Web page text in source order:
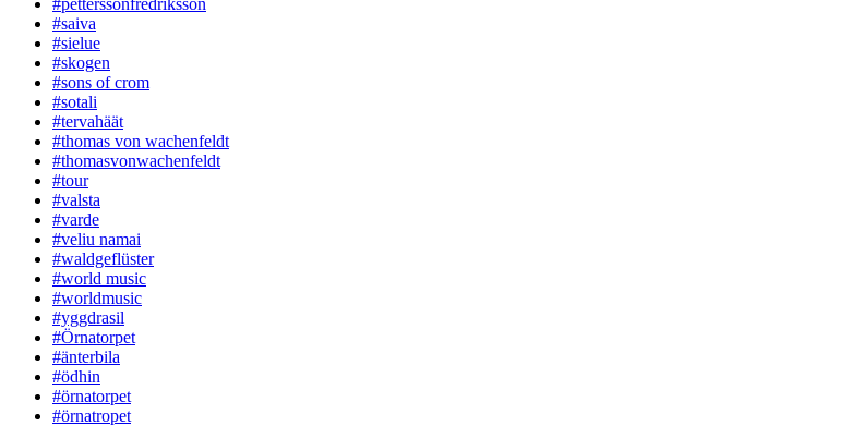
#saiva
#sielue
#skogen
#sons of crom
#sotali
#tervahäät
#thomas von wachenfeldt
#thomasvonwachenfeldt
#tour
#valsta
#varde
#veliu namai
#waldgeflüster
#world music
#worldmusic
#yggdrasil
#Örnatorpet
#änterbila
#ödhin
#örnatorpet
#örnatropet